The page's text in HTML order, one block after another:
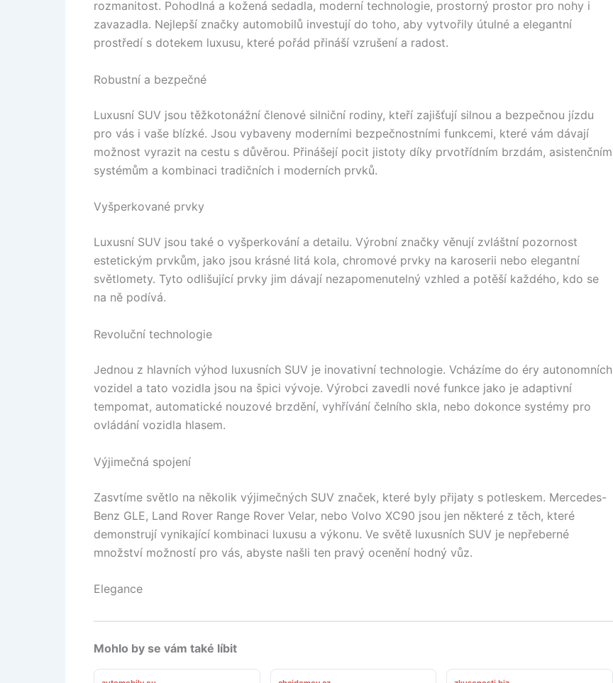
rozmanitost. Pohodlná a kožená sedadla, moderní technologie, prostorný prostor pro nohy i
zavazadla. Nejlepší značky automobilů investují do toho, aby vytvořily útulné a elegantní
prostředí s dotekem luxusu, které pořád přináší vzrušení a radost.
Robustní a bezpečné
Luxusní SUV jsou těžkotonážní členové silniční rodiny, kteří zajišťují silnou a bezpečnou jízdu
pro vás i vaše blízké. Jsou vybaveny moderními bezpečnostními funkcemi, které vám dávají
možnost vyrazit na cestu s důvěrou. Přinášejí pocit jistoty díky prvotřídním brzdám, asistenčním
systémům a kombinaci tradičních i moderních prvků.
Vyšperkované prvky
Luxusní SUV jsou také o vyšperkování a detailu. Výrobní značky věnují zvláštní pozornost
estetickým prvkům, jako jsou krásné litá kola, chromové prvky na karoserii nebo elegantní
světlomety. Tyto odlišující prvky jim dávají nezapomenutelný vzhled a potěší každého, kdo se
na ně podívá.
Revoluční technologie
Jednou z hlavních výhod luxusních SUV je inovativní technologie. Vcházíme do éry autonomních
vozidel a tato vozidla jsou na špici vývoje. Výrobci zavedli nové funkce jako je adaptivní
tempomat, automatické nouzové brzdění, vyhřívání čelního skla, nebo dokonce systémy pro
ovládání vozidla hlasem.
Výjimečná spojení
Zasvtíme světlo na několik výjimečných SUV značek, které byly přijaty s potleskem. Mercedes-
Benz GLE, Land Rover Range Rover Velar, nebo Volvo XC90 jsou jen některé z těch, které
demonstrují vynikající kombinaci luxusu a výkonu. Ve světě luxusních SUV je nepřeberné
množství možností pro vás, abyste našli ten pravý ocenění hodný vůz.
Elegance
Mohlo by se vám také líbit